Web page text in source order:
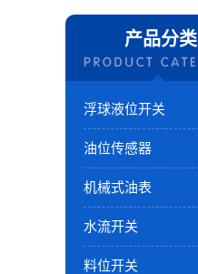
产品分类
浮球液位开关
油位传感器
机械式油表
水流开关
料位开关